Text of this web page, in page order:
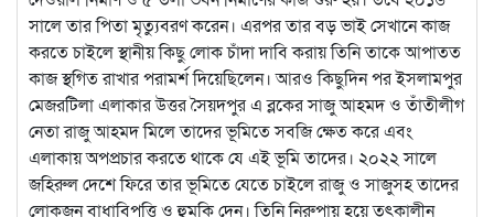
সালে তার পিতা মৃত্যুবরণ করেন। এরপর তার বড় ভাই সেখানে কাজ
করতে চাইলে স্থানীয় কিছু লোক চাঁদা দাবি করায় তিনি তাকে আপাতত
কাজ স্থগিত রাখার পরামর্শ দিয়েছিলেন। আরও কিছুদিন পর ইসলামপুর
মেজরটিলা এলাকার উত্তর সৈয়দপুর এ ব্লকের সাজু আহমদ ও তাঁতীলীগ
নেতা রাজু আহমদ মিলে তাদের ভূমিতে সবজি ক্ষেত করে এবং
এলাকায় অপপ্রচার করতে থাকে যে এই ভূমি তাদের। ২০২২ সালে
জহিরুল দেশে ফিরে তার ভূমিতে যেতে চাইলে রাজু ও সাজুসহ তাদের
লোকজন বাধাবিপত্তি ও হুমকি দেন। তিনি নিরুপায় হয়ে তৎকালীন